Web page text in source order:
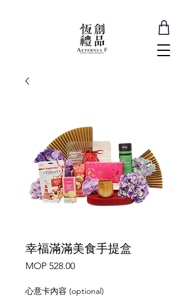
幸福滿滿美食手提盒
MOP 528.00Price
心意卡內容 (optional)